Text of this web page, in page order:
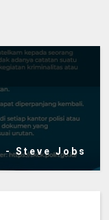
- Steve Jobs